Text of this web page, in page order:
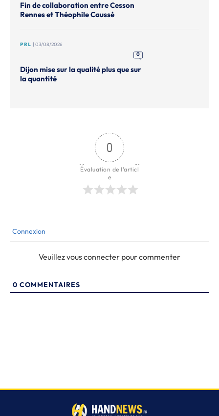
Fin de collaboration entre Cesson
Rennes et Théophile Caussé
PRL | 03/08/2026
0
Dijon mise sur la qualité plus que sur
la quantité
0
Évaluation de l'articl
e
Connexion
Veuillez vous connecter pour commenter
0 COMMENTAIRES